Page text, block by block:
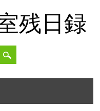
残日録